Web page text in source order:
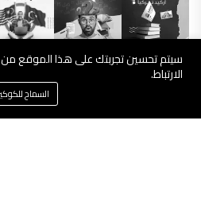
سيتم تحسين تجربتك على هذا الموقع
الارتباط.
السماح